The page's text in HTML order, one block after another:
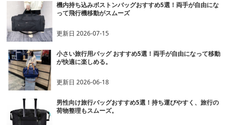
機内持ち込みボストンバッグおすすめ5選！両手が自由にな
って飛行機移動がスムーズ
更新日2026-07-15
小さい旅行用バッグ おすすめ5選！両手が自由になって移動
が快適に楽しめる。
更新日2026-06-18
男性向け旅行バッグおすすめ5選！持ち運びやすく、旅行の
荷物整理もスムーズ。